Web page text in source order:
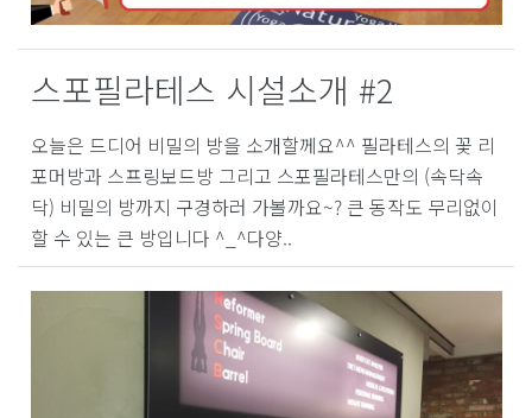
스포필라테스 시설소개 #2
오늘은 드디어 비밀의 방을 소개할께요^^ 필라테스의 꽃 리
포머방과 스프링보드방 그리고 스포필라테스만의 (속닥속
닥) 비밀의 방까지 구경하러 가볼까요~? 큰 동작도 무리없이
할 수 있는 큰 방입니다 ^_^다양..